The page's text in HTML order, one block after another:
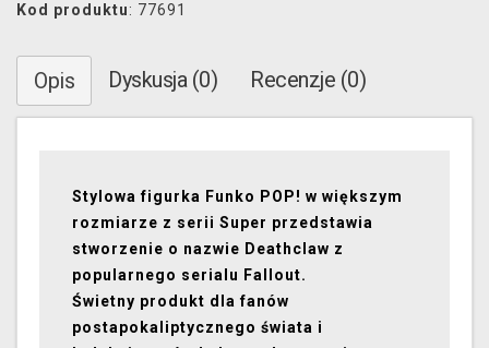
Kod produktu: 77691
Opis Dyskusja (0) Recenzje (0)
Stylowa figurka Funko POP! w większym
rozmiarze z serii Super przedstawia
stworzenie o nazwie Deathclaw z
popularnego serialu Fallout.
Świetny produkt dla fanów
postapokaliptycznego świata i